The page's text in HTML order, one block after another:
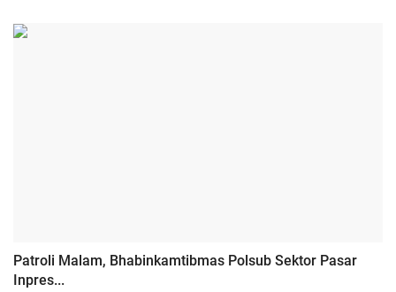
Patroli Malam, Bhabinkamtibmas Polsub Sektor Pasar
Inpres...